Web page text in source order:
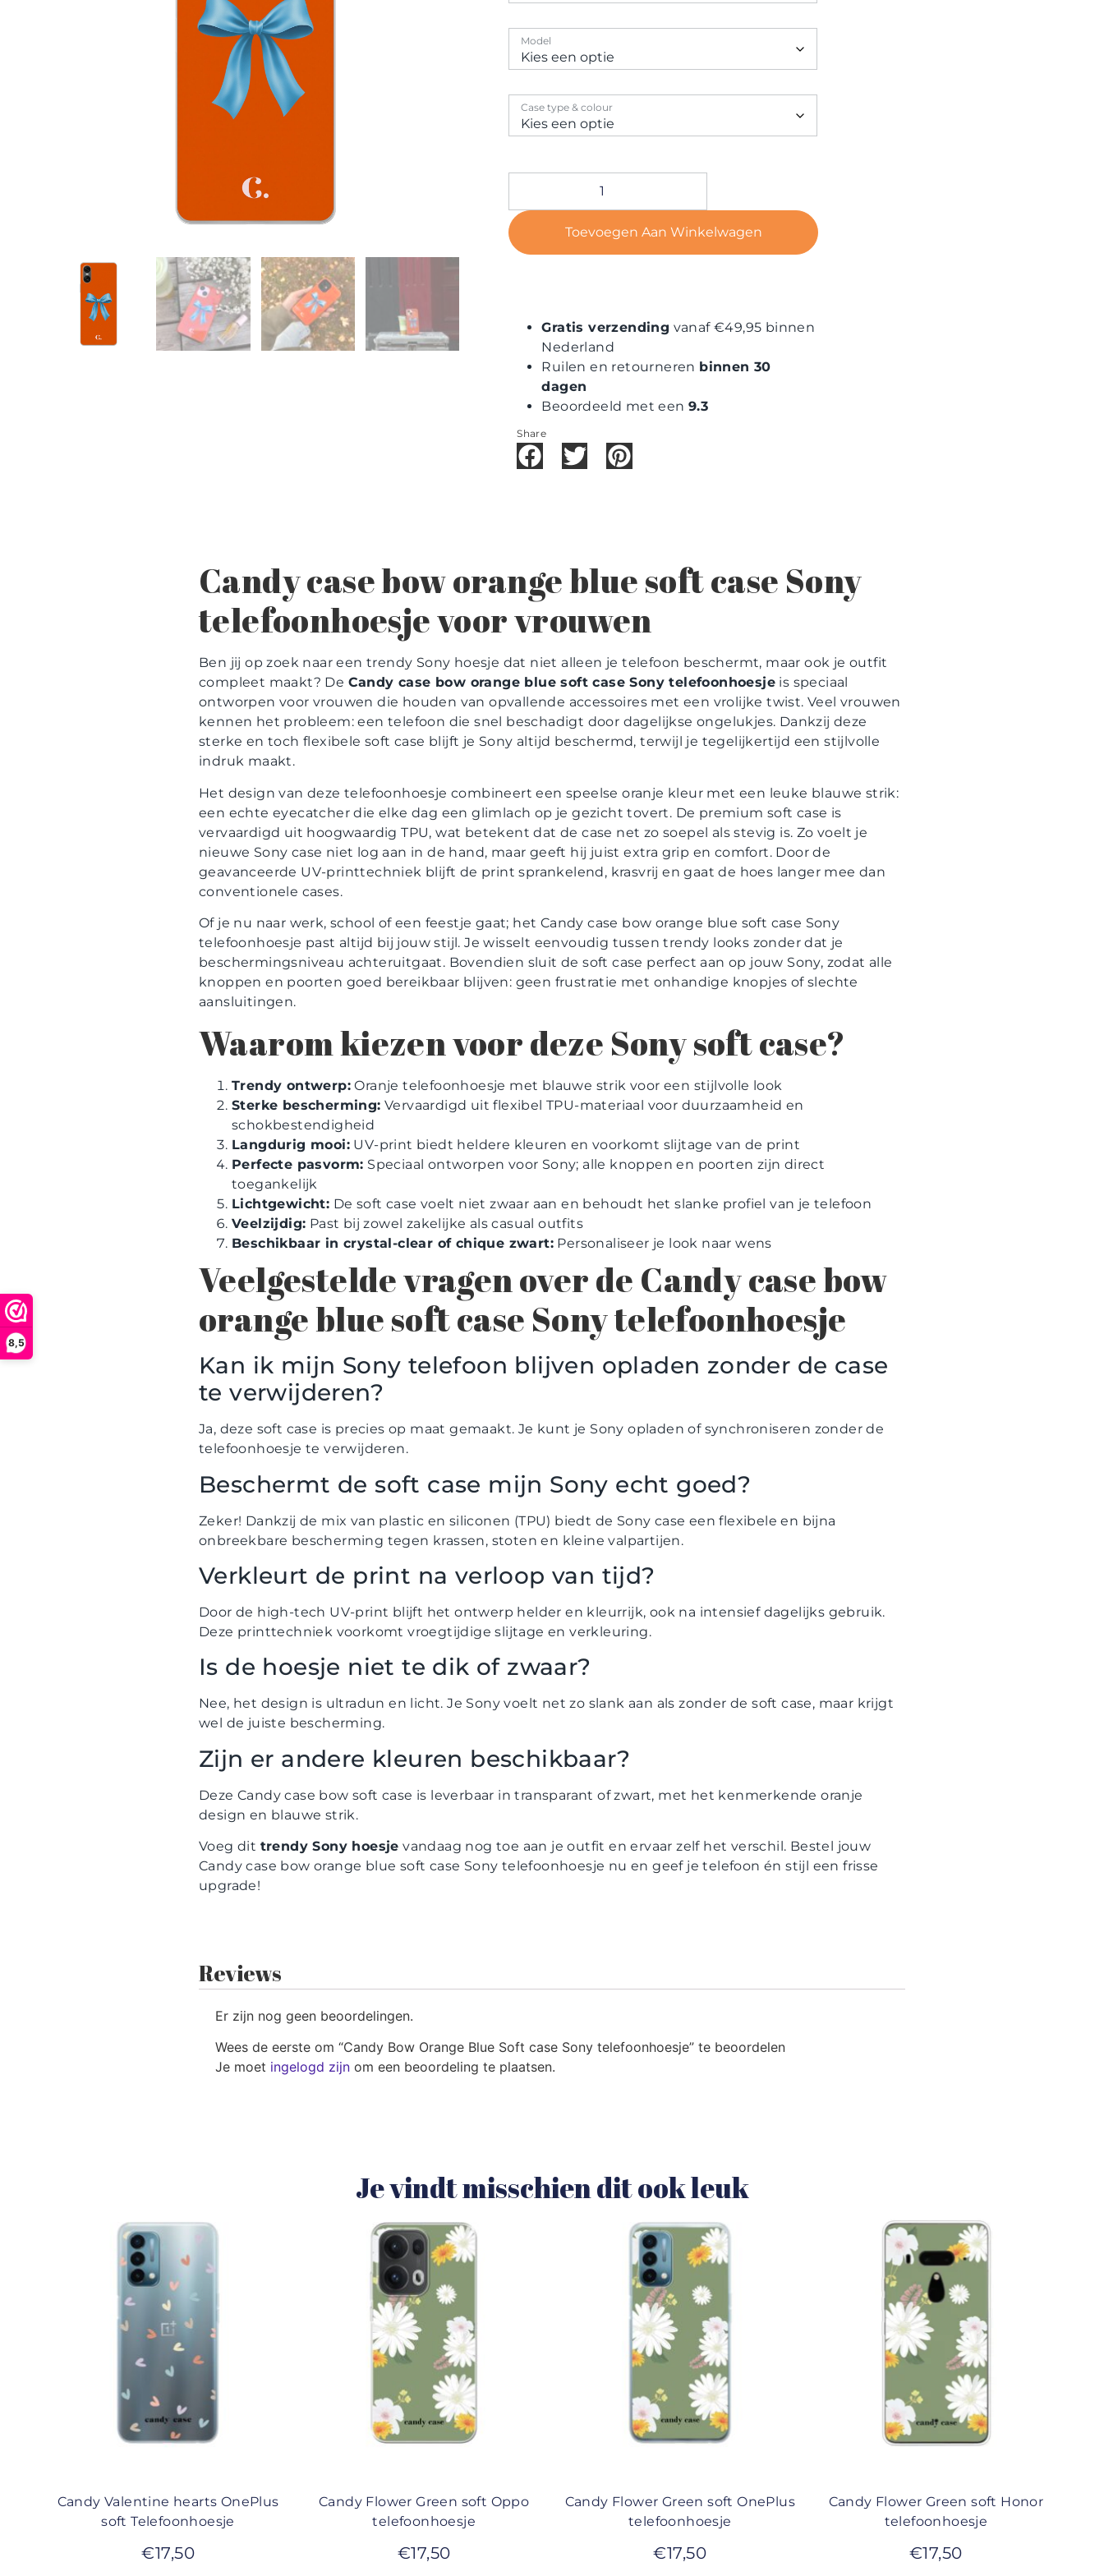
8,5
Model
Case type & colour
Toevoegen Aan Winkelwagen
Gratis verzending vanaf €49,95 binnen
Nederland
Ruilen en retourneren binnen 30
dagen
Beoordeeld met een9.3
Share
Candy case bow orange blue soft case Sony
telefoonhoesje voor vrouwen
Ben jij op zoek naar een trendy Sony hoesje dat niet alleen je telefoon beschermt, maar ook je outfit
compleet maakt? De Candy case bow orange blue soft case Sony telefoonhoesje is speciaal
ontworpen voor vrouwen die houden van opvallende accessoires met een vrolijke twist. Veel vrouwen
kennen het probleem: een telefoon die snel beschadigt door dagelijkse ongelukjes. Dankzij deze
sterke en toch flexibele soft case blijft je Sony altijd beschermd, terwijl je tegelijkertijd een stijlvolle
indruk maakt.
Het design van deze telefoonhoesje combineert een speelse oranje kleur met een leuke blauwe strik:
een echte eyecatcher die elke dag een glimlach op je gezicht tovert. De premium soft case is
vervaardigd uit hoogwaardig TPU, wat betekent dat de case net zo soepel als stevig is. Zo voelt je
nieuwe Sony case niet log aan in de hand, maar geeft hij juist extra grip en comfort. Door de
geavanceerde UV-printtechniek blijft de print sprankelend, krasvrij en gaat de hoes langer mee dan
conventionele cases.
Of je nu naar werk, school of een feestje gaat; het Candy case bow orange blue soft case Sony
telefoonhoesje past altijd bij jouw stijl. Je wisselt eenvoudig tussen trendy looks zonder dat je
beschermingsniveau achteruitgaat. Bovendien sluit de soft case perfect aan op jouw Sony, zodat alle
knoppen en poorten goed bereikbaar blijven: geen frustratie met onhandige knopjes of slechte
aansluitingen.
Waarom kiezen voor deze Sony soft case?
Trendy ontwerp: Oranje telefoonhoesje met blauwe strik voor een stijlvolle look
Sterke bescherming: Vervaardigd uit flexibel TPU-materiaal voor duurzaamheid en
schokbestendigheid
Langdurig mooi: UV-print biedt heldere kleuren en voorkomt slijtage van de print
Perfecte pasvorm: Speciaal ontworpen voor Sony; alle knoppen en poorten zijn direct
toegankelijk
Lichtgewicht: De soft case voelt niet zwaar aan en behoudt het slanke profiel van je telefoon
Veelzijdig: Past bij zowel zakelijke als casual outfits
Beschikbaar in crystal-clear of chique zwart: Personaliseer je look naar wens
Veelgestelde vragen over de Candy case bow
orange blue soft case Sony telefoonhoesje
Kan ik mijn Sony telefoon blijven opladen zonder de case
te verwijderen?
Ja, deze soft case is precies op maat gemaakt. Je kunt je Sony opladen of synchroniseren zonder de
telefoonhoesje te verwijderen.
Beschermt de soft case mijn Sony echt goed?
Zeker! Dankzij de mix van plastic en siliconen (TPU) biedt de Sony case een flexibele en bijna
onbreekbare bescherming tegen krassen, stoten en kleine valpartijen.
Verkleurt de print na verloop van tijd?
Door de high-tech UV-print blijft het ontwerp helder en kleurrijk, ook na intensief dagelijks gebruik.
Deze printtechniek voorkomt vroegtijdige slijtage en verkleuring.
Is de hoesje niet te dik of zwaar?
Nee, het design is ultradun en licht. Je Sony voelt net zo slank aan als zonder de soft case, maar krijgt
wel de juiste bescherming.
Zijn er andere kleuren beschikbaar?
Deze Candy case bow soft case is leverbaar in transparant of zwart, met het kenmerkende oranje
design en blauwe strik.
Voeg dit trendy Sony hoesje vandaag nog toe aan je outfit en ervaar zelf het verschil. Bestel jouw
Candy case bow orange blue soft case Sony telefoonhoesje nu en geef je telefoon én stijl een frisse
upgrade!
Reviews
Er zijn nog geen beoordelingen.
Wees de eerste om “Candy Bow Orange Blue Soft case Sony telefoonhoesje” te beoordelen
Je moet ingelogd zijn om een beoordeling te plaatsen.
Je vindt misschien dit ook leuk
Candy Valentine hearts OnePlus
soft Telefoonhoesje
€17,50
Candy Flower Green soft Oppo
telefoonhoesje
€17,50
Candy Flower Green soft OnePlus
telefoonhoesje
€17,50
Candy Flower Green soft Honor
telefoonhoesje
€17,50